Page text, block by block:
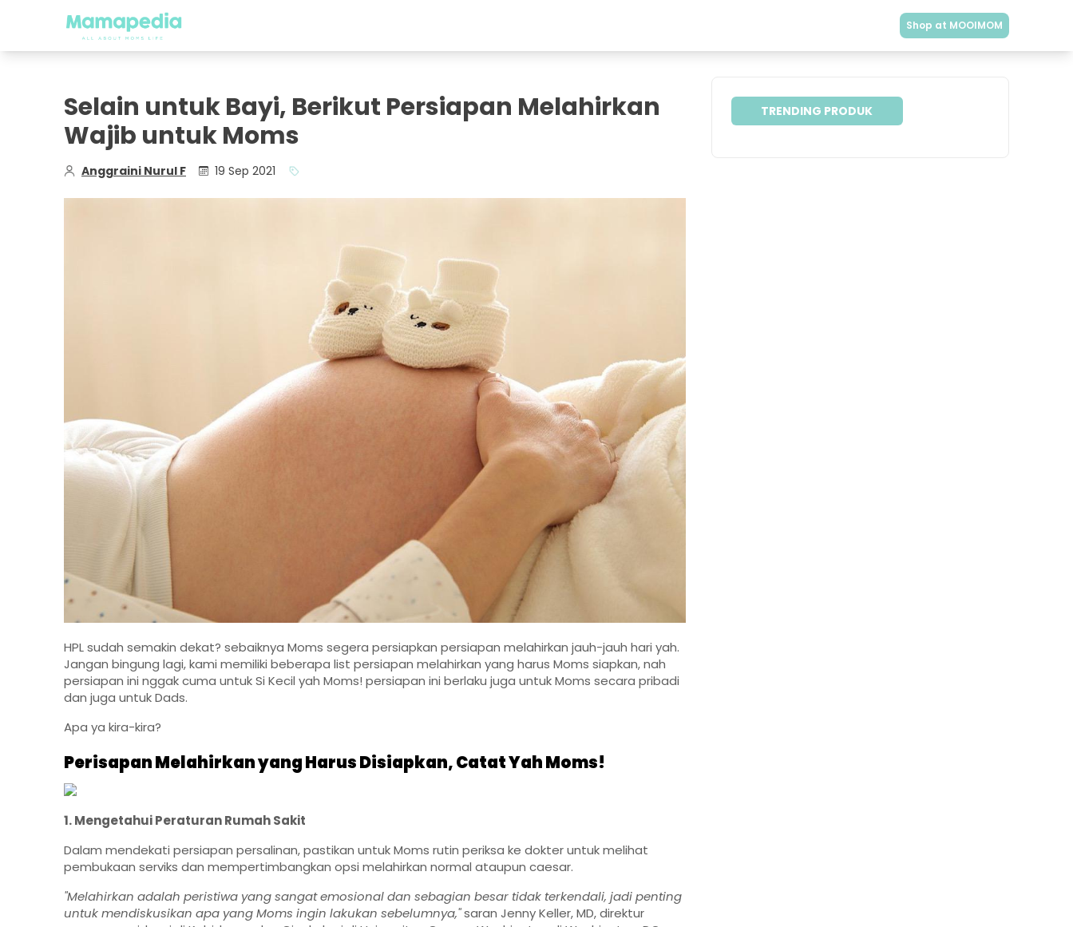
Shop at MOOIMOM
Selain untuk Bayi, Berikut Persiapan Melahirkan
Wajib untuk Moms
Anggraini Nurul F 19 Sep 2021
HPL sudah semakin dekat? sebaiknya Moms segera persiapkan persiapan melahirkan jauh-jauh hari yah.
Jangan bingung lagi, kami memiliki beberapa list persiapan melahirkan yang harus Moms siapkan, nah
persiapan ini nggak cuma untuk Si Kecil yah Moms! persiapan ini berlaku juga untuk Moms secara pribadi
dan juga untuk Dads.
Apa ya kira-kira?
Perisapan Melahirkan yang Harus Disiapkan, Catat Yah Moms!
1. Mengetahui Peraturan Rumah Sakit
Dalam mendekati persiapan persalinan, pastikan untuk Moms rutin periksa ke dokter untuk melihat
pembukaan serviks dan mempertimbangkan opsi melahirkan normal ataupun caesar.
"Melahirkan adalah peristiwa yang sangat emosional dan sebagian besar tidak terkendali, jadi penting
untuk mendiskusikan apa yang Moms ingin lakukan sebelumnya,"saran Jenny Keller, MD, direktur
TRENDING PRODUK